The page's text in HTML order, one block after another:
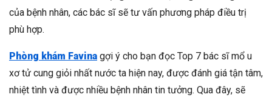
của bệnh nhân, các bác sĩ sẽ tư vấn phương pháp điều trị
phù hợp.
Phòng khám Favina gợi ý cho bạn đọc Top 7 bác sĩ mổ u
xơ tử cung giỏi nhất nước ta hiện nay, được đánh giá tận tâm,
nhiệt tình và được nhiều bệnh nhân tin tưởng. Qua đây, sẽ